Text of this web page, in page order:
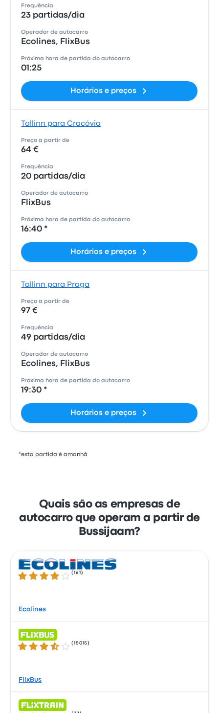
Frequência
23 partidas/dia
Operador de autocarro
Ecolines, FlixBus
Próxima hora de partida do autocarro
01:25
Horários e preços
Tallinn para Cracóvia
Preço a partir de
64 €
Frequência
20 partidas/dia
Operador de autocarro
FlixBus
Próxima hora de partida do autocarro
16:40 *
Horários e preços
Tallinn para Praga
Preço a partir de
97 €
Frequência
49 partidas/dia
Operador de autocarro
Ecolines, FlixBus
Próxima hora de partida do autocarro
19:30 *
Horários e preços
*esta partida é amanhã
Quais são as empresas de
autocarro que operam a partir de
Bussijaam?
3.8 de 5 estrelas
(161 )
Ecolines
3.5 de 5 estrelas
(15015 )
FlixBus